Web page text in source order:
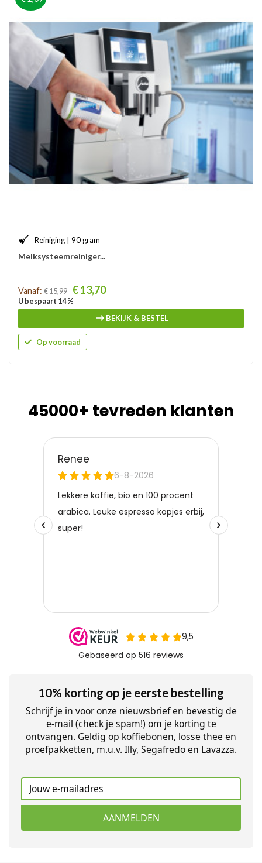
Reiniging | 90 gram
Melksysteemreiniger...
Prijs
Vanaf: € 15,99 € 13,70
U bespaart 14 %
BEKIJK & BESTEL
Op voorraad
45000+ tevreden klanten
10% korting op je eerste bestelling
Schrijf je in voor onze nieuwsbrief en bevestig de
e-mail (check je spam!) om je korting te
ontvangen. Geldig op koffiebonen, losse thee en
proefpakketten, m.u.v. Illy, Segafredo en Lavazza.
AANMELDEN